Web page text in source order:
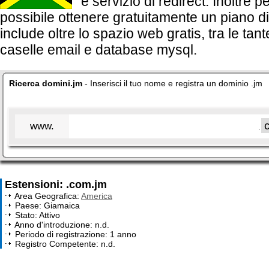
possibile ottenere gratuitamente un piano
include oltre lo spazio web gratis, tra le
caselle email e database mysql.
Ricerca domini.jm - Inserisci il tuo nome e registra un dominio .jm
www.
Estensioni: .com.jm
Area Geografica: America
Paese: Giamaica
Stato: Attivo
Anno d'introduzione: n.d.
Periodo di registrazione: 1 anno
Registro Competente: n.d.